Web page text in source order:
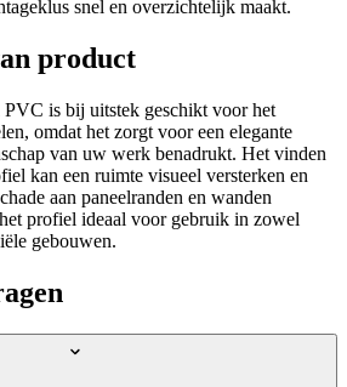
snel en overzichtelijk maakt.
product
is bij uitstek geschikt voor het
omdat het zorgt voor een elegante
van uw werk benadrukt. Het vinden
kan een ruimte visueel versterken en
aan paneelranden en wanden
profiel ideaal voor gebruik in zowel
gebouwen.